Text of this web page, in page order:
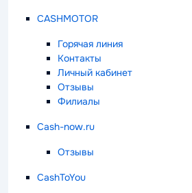
CASHMOTOR
Горячая линия
Контакты
Личный кабинет
Отзывы
Филиалы
Cash-now.ru
Отзывы
CashToYou